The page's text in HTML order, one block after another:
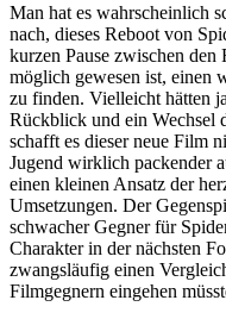
Man hat es wahrscheinlich
nach, dieses Reboot von
kurzen Pause zwischen
möglich gewesen ist, einen
zu finden. Vielleicht hätten
Rückblick und ein Wechsel
schafft es dieser neue Film
Jugend wirklich packender
einen kleinen Ansatz der
Umsetzungen. Der
schwacher Gegner für
Charakter in der nächsten
zwangsläufig einen
Filmgegnern eingehen